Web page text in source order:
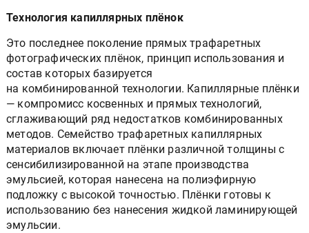
Технология капиллярных плёнок
Это последнее поколение прямых трафаретных
фотографических плёнок, принцип использования и
состав которых базируется
на комбинированной технологии. Капиллярные плёнки
— компромисс косвенных и прямых технологий,
сглаживающий ряд недостатков комбинированных
методов. Семейство трафаретных капиллярных
материалов включает плёнки различной толщины с
сенсибилизированной на этапе производства
эмульсией, которая нанесена на полиэфирную
подложку с высокой точностью. Плёнки готовы к
использованию без нанесения жидкой ламинирующей
эмульсии.